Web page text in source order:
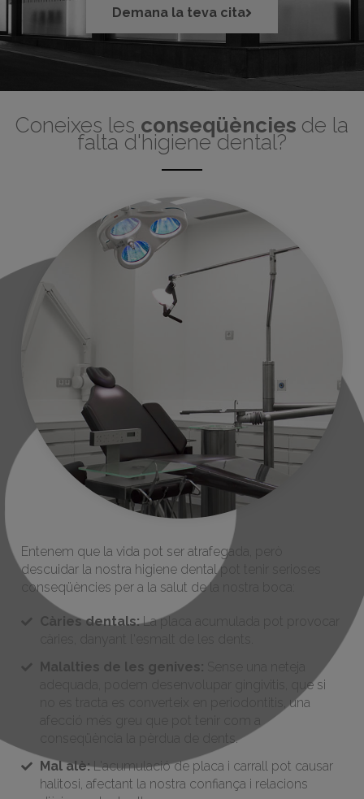
Demana la teva cita
Coneixes les conseqüències de la
falta d'higiene dental?
Entenem que la vida pot ser atrafegada, però
descuidar la nostra higiene dental pot tenir serioses
conseqüències per a la salut de la nostra boca:
Càries dentals:La placa acumulada pot provocar
Malalties de les genives:
adequada, podem desenvolupar gingivitis, que si
no es tracta es converteix en periodontitis, una
conseqüència la pèrdua de dents.
Mal alè:L'acumulació de placa i carrall pot causar
halitosi, afectant la nostra confiança i relacions